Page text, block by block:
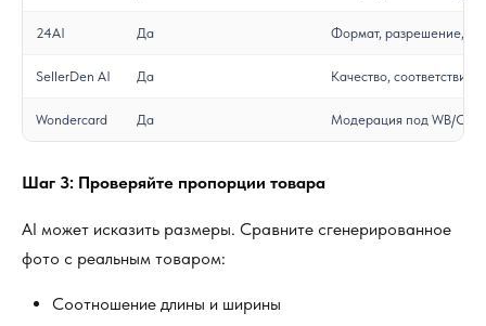
24AI Да Формат, разрешение,
SellerDen AI Да Качество, соответствие
Wondercard Да Модерация под WB/
Шаг 3: Проверяйте пропорции товара
AI может исказить размеры. Сравните сгенерированное
фото с реальным товаром:
Соотношение длины и ширины